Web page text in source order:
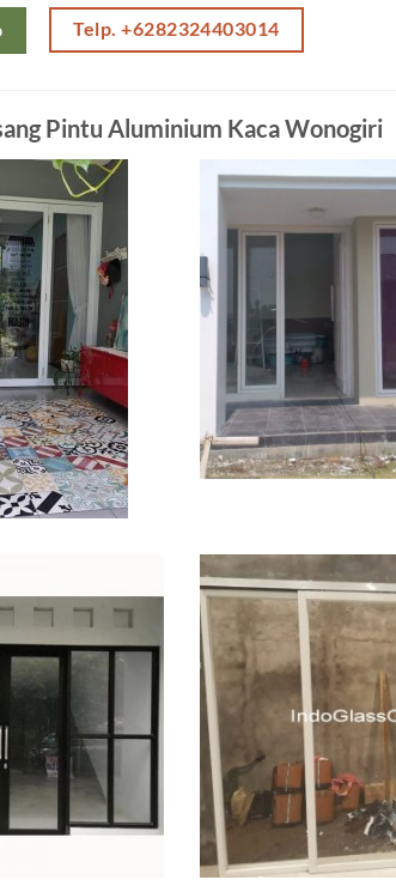
Telp. +6282324403014
Pintu Aluminium Kaca Wonogiri